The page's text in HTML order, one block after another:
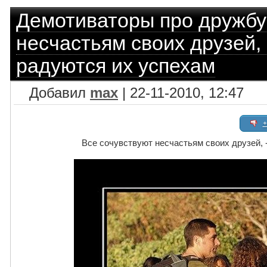
Демотиваторы про дружбу
несчастьям своих
радуются их успехам
Добавил max | 22-11-2010, 12:47
Все сочувствуют несчастьям своих